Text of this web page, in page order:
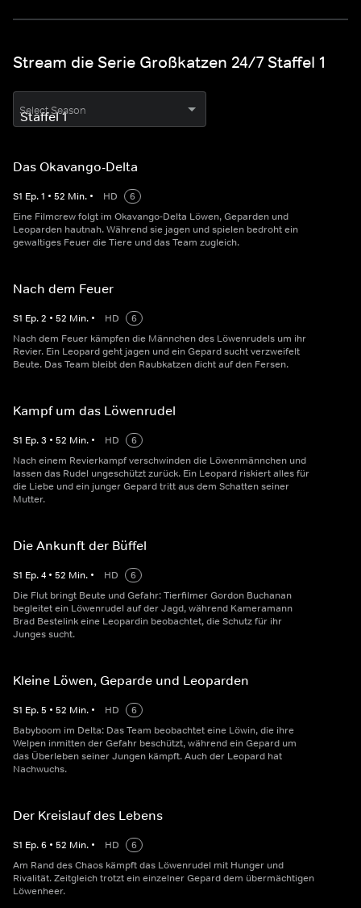
Stream die Serie Großkatzen 24/7 Staffel 1
Select Season
Das Okavango-Delta
S1 Ep.1 • 52 Min. • HD
6
Eine Filmcrew folgt im Okavango-Delta Löwen, Geparden und
Leoparden hautnah. Während sie jagen und spielen bedroht ein
gewaltiges Feuer die Tiere und das Team zugleich.
Nach dem Feuer
S1 Ep.2 • 52 Min. • HD
6
Nach dem Feuer kämpfen die Männchen des Löwenrudels um ihr
Revier. Ein Leopard geht jagen und ein Gepard sucht verzweifelt
Beute. Das Team bleibt den Raubkatzen dicht auf den Fersen.
Kampf um das Löwenrudel
S1 Ep.3 • 52 Min. • HD
6
Nach einem Revierkampf verschwinden die Löwenmännchen und
lassen das Rudel ungeschützt zurück. Ein Leopard riskiert alles für
die Liebe und ein junger Gepard tritt aus dem Schatten seiner
Mutter.
Die Ankunft der Büffel
S1 Ep.4 • 52 Min. • HD
6
Die Flut bringt Beute und Gefahr: Tierfilmer Gordon Buchanan
begleitet ein Löwenrudel auf der Jagd, während Kameramann
Brad Bestelink eine Leopardin beobachtet, die Schutz für ihr
Junges sucht.
Kleine Löwen, Geparde und Leoparden
S1 Ep.5 • 52 Min. • HD
6
Babyboom im Delta: Das Team beobachtet eine Löwin, die ihre
Welpen inmitten der Gefahr beschützt, während ein Gepard um
das Überleben seiner Jungen kämpft. Auch der Leopard hat
Nachwuchs.
Der Kreislauf des Lebens
S1 Ep.6 • 52 Min. • HD
6
Am Rand des Chaos kämpft das Löwenrudel mit Hunger und
Rivalität. Zeitgleich trotzt ein einzelner Gepard dem übermächtigen
Löwenheer.